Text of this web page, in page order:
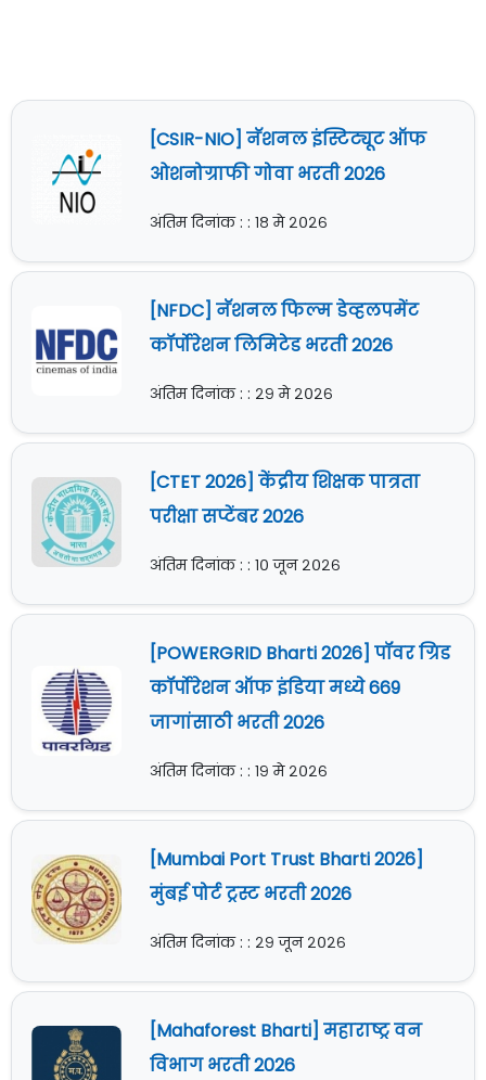
[CSIR-NIO] नॅशनल इंस्टिट्यूट ऑफ
ओशनोग्राफी गोवा भरती 2026
अंतिम दिनांक : : १८ मे २०२६
[NFDC] नॅशनल फिल्म डेव्हलपमेंट
कॉर्पोरेशन लिमिटेड भरती 2026
अंतिम दिनांक : : २९ मे २०२६
[CTET 2026] केंद्रीय शिक्षक पात्रता
परीक्षा सप्टेंबर 2026
अंतिम दिनांक : : १० जून २०२६
[POWERGRID Bharti 2026] पॉवर ग्रिड
कॉर्पोरेशन ऑफ इंडिया मध्ये 669
जागांसाठी भरती 2026
अंतिम दिनांक : : १९ मे २०२६
[Mumbai Port Trust Bharti 2026]
मुंबई पोर्ट ट्रस्ट भरती 2026
अंतिम दिनांक : : २९ जून २०२६
[Mahaforest Bharti] महाराष्ट्र वन
विभाग भरती 2026